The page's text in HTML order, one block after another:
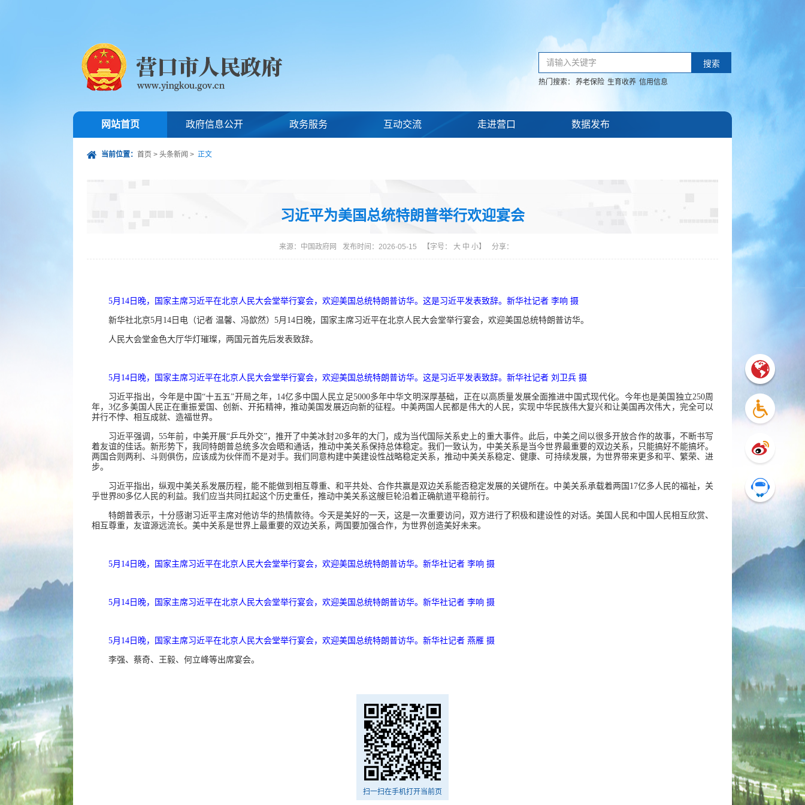
请输入关键字 搜索
热门搜索： 养老保险 生育收养 信用信息
网站首页 政府信息公开 政务服务 互动交流 走进营口 数据发布
当前位置： 首页 > 头条新闻 > 正文
习近平为美国总统特朗普举行欢迎宴会
来源： 中国政府网 发布时间：2026-05-15 【字号： 大 中 小】 分享：
5月14日晚，国家主席习近平在北京人民大会堂举行宴会，欢迎美国总统特朗普访华。这是习近平发表致辞。新华社记者 李响 摄
新华社北京5月14日电（记者 温馨、冯歆然）5月14日晚，国家主席习近平在北京人民大会堂举行宴会，欢迎美国总统特朗普访华。
人民大会堂金色大厅华灯璀璨，两国元首先后发表致辞。
5月14日晚，国家主席习近平在北京人民大会堂举行宴会，欢迎美国总统特朗普访华。这是习近平发表致辞。新华社记者 刘卫兵 摄
习近平指出，今年是中国“十五五”开局之年，14亿多中国人民立足5000多年中华文明深厚基础，正在以高质量发展全面推进中国式现代化。今年也是美国独立250周
年，3亿多美国人民正在重振爱国、创新、开拓精神，推动美国发展迈向新的征程。中美两国人民都是伟大的人民，实现中华民族伟大复兴和让美国再次伟大，完全可以
并行不悖、相互成就、造福世界。
习近平强调，55年前，中美开展“乒乓外交”，推开了中美冰封20多年的大门，成为当代国际关系史上的重大事件。此后，中美之间以很多开放合作的故事，不断书写
着友谊的佳话。新形势下，我同特朗普总统多次会晤和通话，推动中美关系保持总体稳定。我们一致认为，中美关系是当今世界最重要的双边关系，只能搞好不能搞坏。
两国合则两利、斗则俱伤，应该成为伙伴而不是对手。我们同意构建中美建设性战略稳定关系，推动中美关系稳定、健康、可持续发展，为世界带来更多和平、繁荣、进
步。
习近平指出，纵观中美关系发展历程，能不能做到相互尊重、和平共处、合作共赢是双边关系能否稳定发展的关键所在。中美关系承载着两国17亿多人民的福祉，关
乎世界80多亿人民的利益。我们应当共同扛起这个历史重任，推动中美关系这艘巨轮沿着正确航道平稳前行。
特朗普表示，十分感谢习近平主席对他访华的热情款待。今天是美好的一天，这是一次重要访问，双方进行了积极和建设性的对话。美国人民和中国人民相互欣赏、
相互尊重，友谊源远流长。美中关系是世界上最重要的双边关系，两国要加强合作，为世界创造美好未来。
5月14日晚，国家主席习近平在北京人民大会堂举行宴会，欢迎美国总统特朗普访华。新华社记者 李响 摄
5月14日晚，国家主席习近平在北京人民大会堂举行宴会，欢迎美国总统特朗普访华。新华社记者 李响 摄
5月14日晚，国家主席习近平在北京人民大会堂举行宴会，欢迎美国总统特朗普访华。新华社记者 燕雁 摄
李强、蔡奇、王毅、何立峰等出席宴会。
扫一扫在手机打开当前页